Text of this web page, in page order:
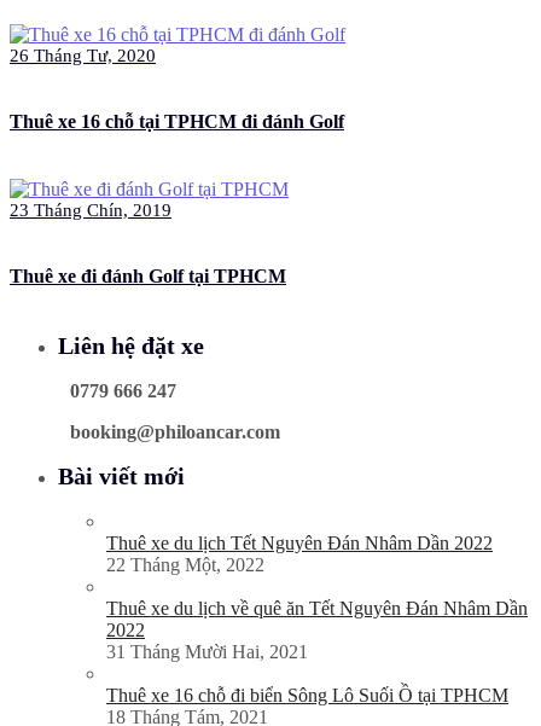
26 Tháng Tư, 2020
Thuê xe 16 chỗ tại TPHCM đi đánh Golf
23 Tháng Chín, 2019
Thuê xe đi đánh Golf tại TPHCM
Liên hệ đặt xe
0779 666 247
booking@philoancar.com
Bài viết mới
Thuê xe du lịch Tết Nguyên Đán Nhâm Dần 2022
22 Tháng Một, 2022
Thuê xe du lịch về quê ăn Tết Nguyên Đán Nhâm Dần
2022
31 Tháng Mười Hai, 2021
Thuê xe 16 chỗ đi biển Sông Lô Suối Ồ tại TPHCM
18 Tháng Tám, 2021